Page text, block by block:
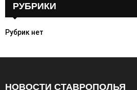
o
:
РУБРИКИ
Рубрик нет
НОВОСТИ СТАВРОПОЛЬЯ